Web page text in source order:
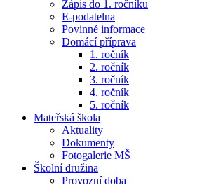
Zápis do 1. ročníku
E-podatelna
Povinné informace
Domácí příprava
1. ročník
2. ročník
3. ročník
4. ročník
5. ročník
Mateřská škola
Aktuality
Dokumenty
Fotogalerie MŠ
Školní družina
Provozní doba